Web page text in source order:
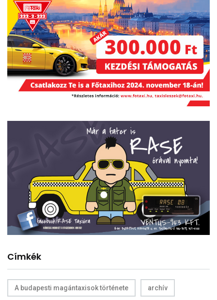
Címkék
A budapesti magántaxisok története archív